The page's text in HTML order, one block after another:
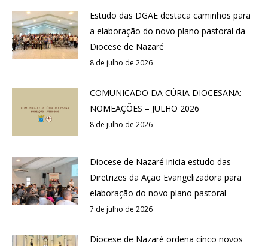
Estudo das DGAE destaca caminhos para
a elaboração do novo plano pastoral da
Diocese de Nazaré
8 de julho de 2026
COMUNICADO DA CÚRIA DIOCESANA:
NOMEAÇÕES – JULHO 2026
8 de julho de 2026
Diocese de Nazaré inicia estudo das
Diretrizes da Ação Evangelizadora para
elaboração do novo plano pastoral
7 de julho de 2026
Diocese de Nazaré ordena cinco novos